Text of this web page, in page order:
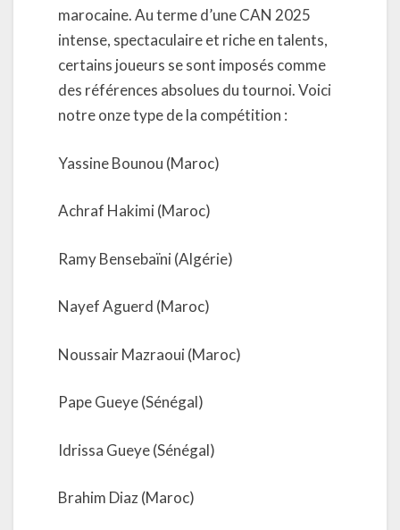
marocaine. Au terme d’une CAN 2025
intense, spectaculaire et riche en talents,
certains joueurs se sont imposés comme
des références absolues du tournoi. Voici
notre onze type de la compétition :
Yassine Bounou (Maroc)
Achraf Hakimi (Maroc)
Ramy Bensebaïni (Algérie)
Nayef Aguerd (Maroc)
Noussair Mazraoui (Maroc)
Pape Gueye (Sénégal)
Idrissa Gueye (Sénégal)
Brahim Diaz (Maroc)